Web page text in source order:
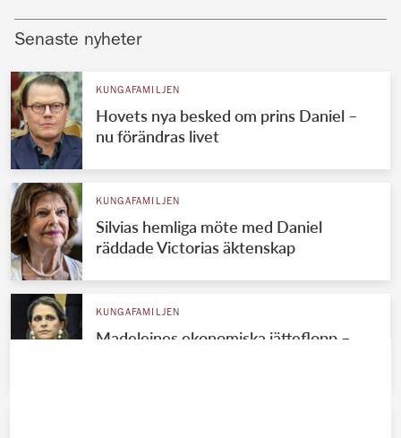
Senaste nyheter
KUNGAFAMILJEN
Hovets nya besked om prins Daniel –
nu förändras livet
KUNGAFAMILJEN
Silvias hemliga möte med Daniel
räddade Victorias äktenskap
KUNGAFAMILJEN
Madeleines ekonomiska jätteflopp –